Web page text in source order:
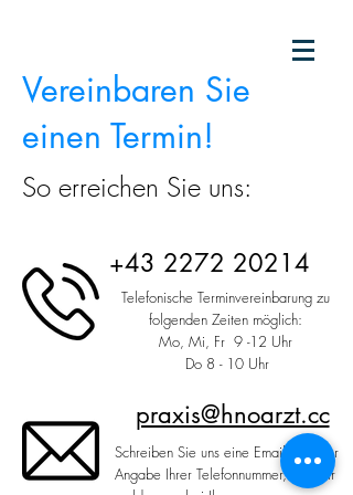
Vereinbaren Sie
einen Termin!
So erreichen Sie uns:
+43 2272 20214
Telefonische Terminvereinbarung zu
folgenden Zeiten möglich:
Mo, Mi, Fr 9 -12 Uhr
Do 8 - 10 Uhr
praxis@hnoarzt.cc
Schreiben Sie uns eine Email inkl. der
Angabe Ihrer Telefonnummer, und wir